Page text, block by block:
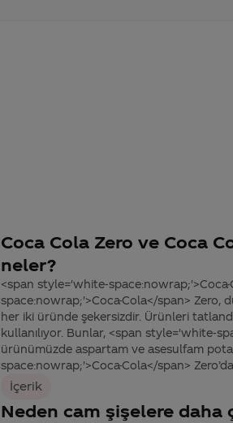
Coca Cola Zero ve Coca
neler?
<span style='white-
space:nowrap;'>Coca-Cola</span>
her iki üründe şekersizdir. Ürünleri
kullanılıyor. Bunlar, <span style='white-
ürünümüzde aspartam ve asesulfam
space:nowrap;'>Coca-Cola</span>
İçerik
Neden cam şişelere daha